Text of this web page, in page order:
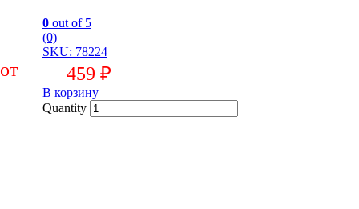
0 out of 5
(0)
SKU: 78224
459 ₽
В корзину
Quantity